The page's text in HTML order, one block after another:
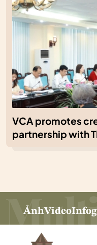
VCA promotes
partnership with
ẢnhVideo